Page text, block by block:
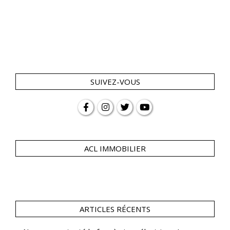
SUIVEZ-VOUS
ACL IMMOBILIER
ARTICLES RÉCENTS